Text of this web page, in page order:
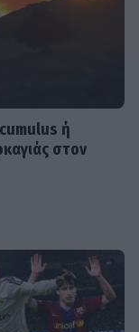
ή
στον